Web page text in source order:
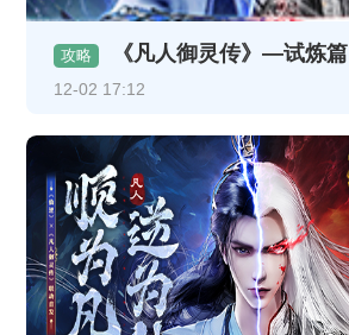
攻略 《凡人御灵传》—试炼篇
12-02 17:12